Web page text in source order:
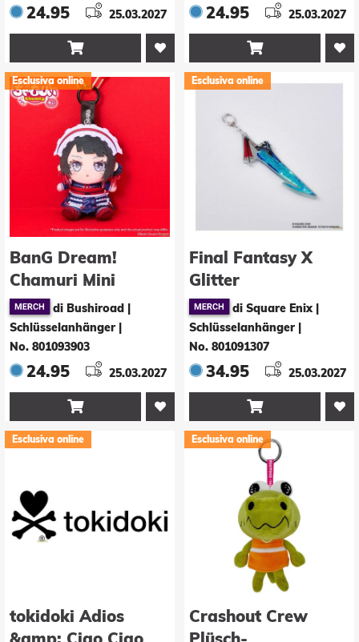
Toryo Ver. Mortis 10
cm
24.95 25.03.2027

Toryo Ver.
Oblivionis 10 cm
24.95 25.03.2027

Esclusiva online
BanG Dream!
Chamuri Mini
Plüsch-
Schlüsselanhänger
Ave Mujica Senbi
Toryo Ver. Timoris
10 cm
di Bushiroad |
Schlüsselanhänger
No. 801093903
24.95 25.03.2027

Esclusiva online
Final Fantasy X
Glitter
Schlüsselanhänger
Brotherhood
di Square Enix |
Schlüsselanhänger
No. 801091307
34.95 25.03.2027

Esclusiva online
tokidoki Adios
Esclusiva online
Crashout Crew